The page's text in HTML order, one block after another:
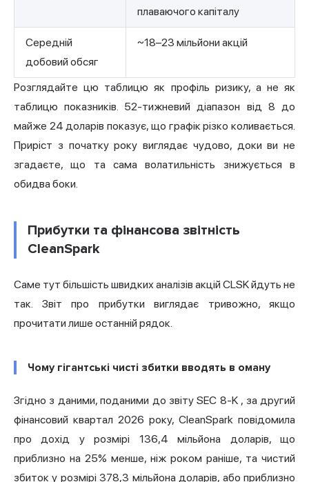
плаваючого капіталу
Середній
добовий обсяг
~18–23 мільйони акцій
Розглядайте цю таблицю як профіль ризику, а не як
таблицю показників. 52-тижневий діапазон від 8 до
майже 24 доларів показує, що графік різко коливається.
Приріст з початку року виглядає чудово, доки ви не
згадаєте, що та сама волатильність знижується в
обидва боки.
Прибутки та фінансова звітність
CleanSpark
Саме тут більшість швидких аналізів акцій CLSK йдуть не
так. Звіт про прибутки виглядає тривожно, якщо
прочитати лише останній рядок.
Чому гігантські чисті збитки вводять в оману
Згідно з даними, поданими до звіту SEC 8-K, за другий
фінансовий квартал 2026 року, CleanSpark повідомила
про дохід у розмірі 136,4 мільйона доларів, що
приблизно на 25% менше, ніж роком раніше, та чистий
збиток у розмірі 378,3 мільйона доларів, або приблизно